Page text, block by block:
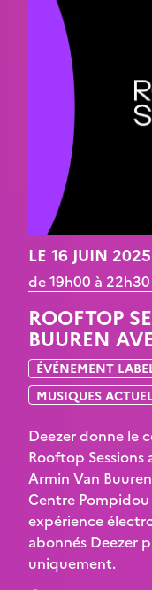
LE 16 JUIN 2025
de 19h00 à 22h30
ROOFTOP
BUUREN
ÉVÉNEMENT
MUSIQUES
Deezer donne le
Rooftop Sessions
Armin Van
Centre
expérience
abonnés Deezer
uniquement.